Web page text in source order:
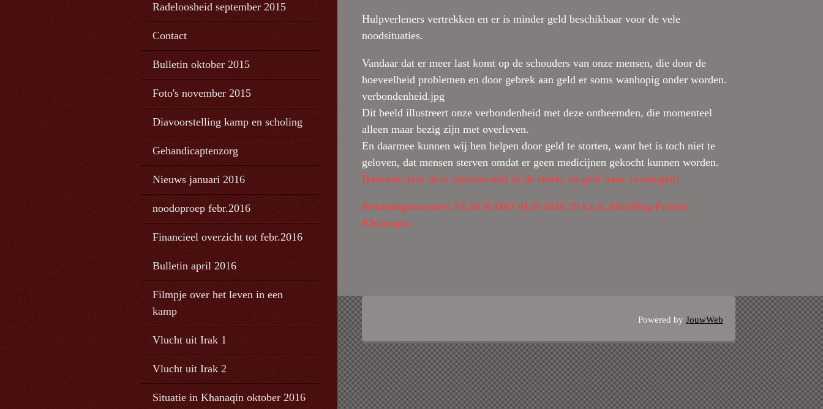
Hulpverleners vertrekken en er is minder geld beschikbaar voor de vele
noodsituaties.
Vandaar dat er meer last komt op de schouders van onze mensen, die door de
hoeveelheid problemen en door gebrek aan geld er soms wanhopig onder worden.
verbondenheid.jpg
Dit beeld illustreert onze verbondenheid met deze ontheemden, die momenteel
alleen maar bezig zijn met overleven.
En daarmee kunnen wij hen helpen door geld te storten, want het is toch niet te
geloven, dat mensen sterven omdat er geen medicijnen gekocht kunnen worden.
Daarom: laat deze mensen niet in de steek, en geef naar vermogen!
Rekeningnummer: NL36 RABO 0126 9458 29 t.n.v. Stichting Project
Khanaqin.
Powered byJouwWeb
Radeloosheid september 2015
Contact
Bulletin oktober 2015
Foto's november 2015
Diavoorstelling kamp en scholing
Gehandicaptenzorg
Nieuws januari 2016
noodoproep febr.2016
Financieel overzicht tot febr.2016
Bulletin april 2016
Filmpje over het leven in een
kamp
Vlucht uit Irak 1
Vlucht uit Irak 2
Situatie in Khanaqin oktober 2016